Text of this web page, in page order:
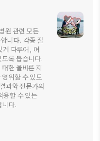
원 관련 모든
니다. 각종 질
게 다루어, 여
록 돕습니다.
한 올바른 지
위할 수 있도
과와 전문가의
용할 수 있는
니다.